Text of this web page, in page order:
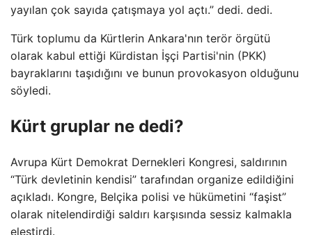
yayılan çok sayıda çatışmaya yol açtı.” dedi. dedi.
Türk toplumu da Kürtlerin Ankara'nın terör örgütü
olarak kabul ettiği Kürdistan İşçi Partisi'nin (PKK)
bayraklarını taşıdığını ve bunun provokasyon olduğunu
söyledi.
Kürt gruplar ne dedi?
Avrupa Kürt Demokrat Dernekleri Kongresi, saldırının
“Türk devletinin kendisi” tarafından organize edildiğini
açıkladı. Kongre, Belçika polisi ve hükümetini “faşist”
olarak nitelendirdiği saldırı karşısında sessiz kalmakla
eleştirdi.